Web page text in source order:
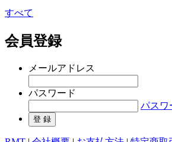
すべて
会員登録
メールアドレス
パスワード
パスワ